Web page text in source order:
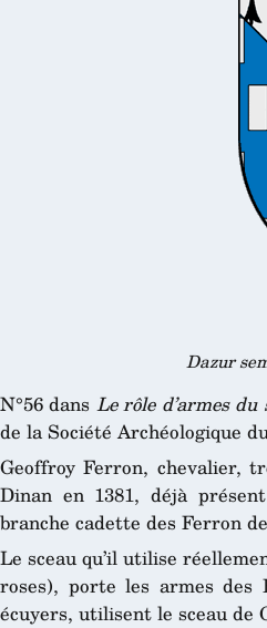
Dazur
N°56 dans Le rôle d’armes
de la Société Archéologique
Geoffroy Ferron, chevalier,
Dinan en 1381, déjà
branche cadette des Ferron
Le sceau qu’il utilise
roses), porte les armes
écuyers, utilisent le sceau